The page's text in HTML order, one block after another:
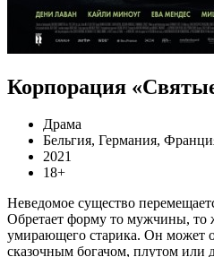
Корпорация
Драма
Бельгия, Германия,
2021
18+
Неведомое существо
Обретает форму то мужчины,
умирающего старика. Он может
сказочным богачом, плутом или